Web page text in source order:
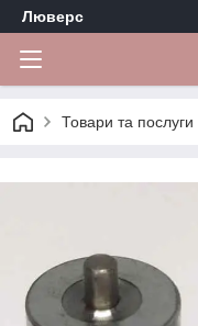
Люверс
Товари та послуги